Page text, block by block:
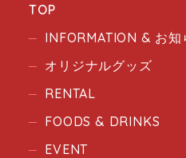
TOP
INFORMATION & お知
オリジナルグッズ
RENTAL
FOODS & DRINKS
EVENT